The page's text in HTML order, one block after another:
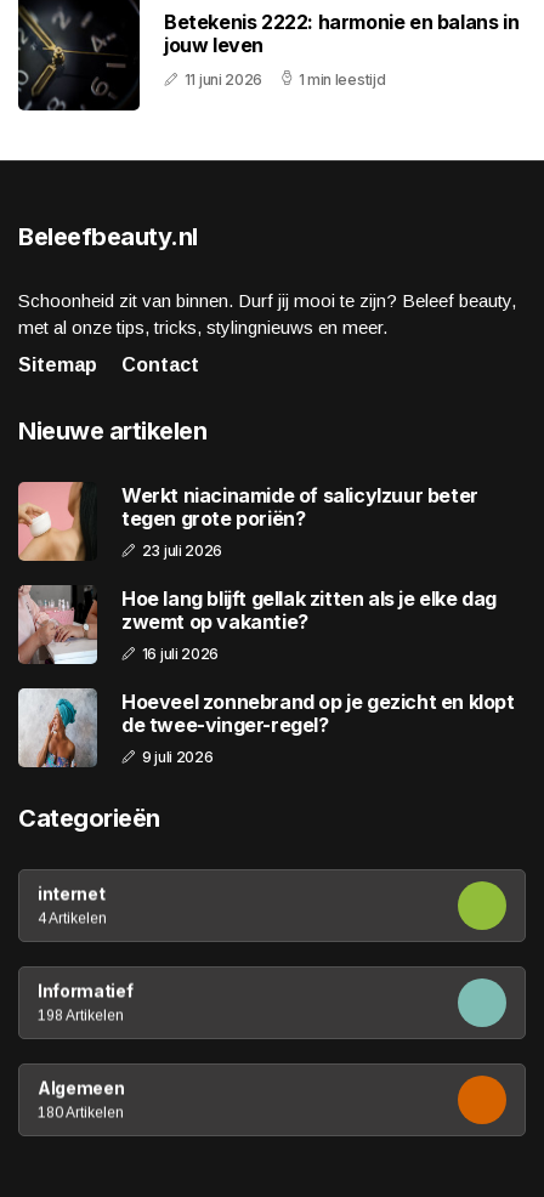
Betekenis 2222: harmonie en balans in
jouw leven
11 juni 2026 1 min leestijd
Beleefbeauty.nl
Schoonheid zit van binnen. Durf jij mooi te zijn? Beleef beauty,
met al onze tips, tricks, stylingnieuws en meer.
Sitemap
Contact
Nieuwe artikelen
Werkt niacinamide of salicylzuur beter
tegen grote poriën?
23 juli 2026
Hoe lang blijft gellak zitten als je elke dag
zwemt op vakantie?
16 juli 2026
Hoeveel zonnebrand op je gezicht en klopt
de twee-vinger-regel?
9 juli 2026
Categorieën
internet
4 Artikelen
Informatief
198 Artikelen
Algemeen
180 Artikelen